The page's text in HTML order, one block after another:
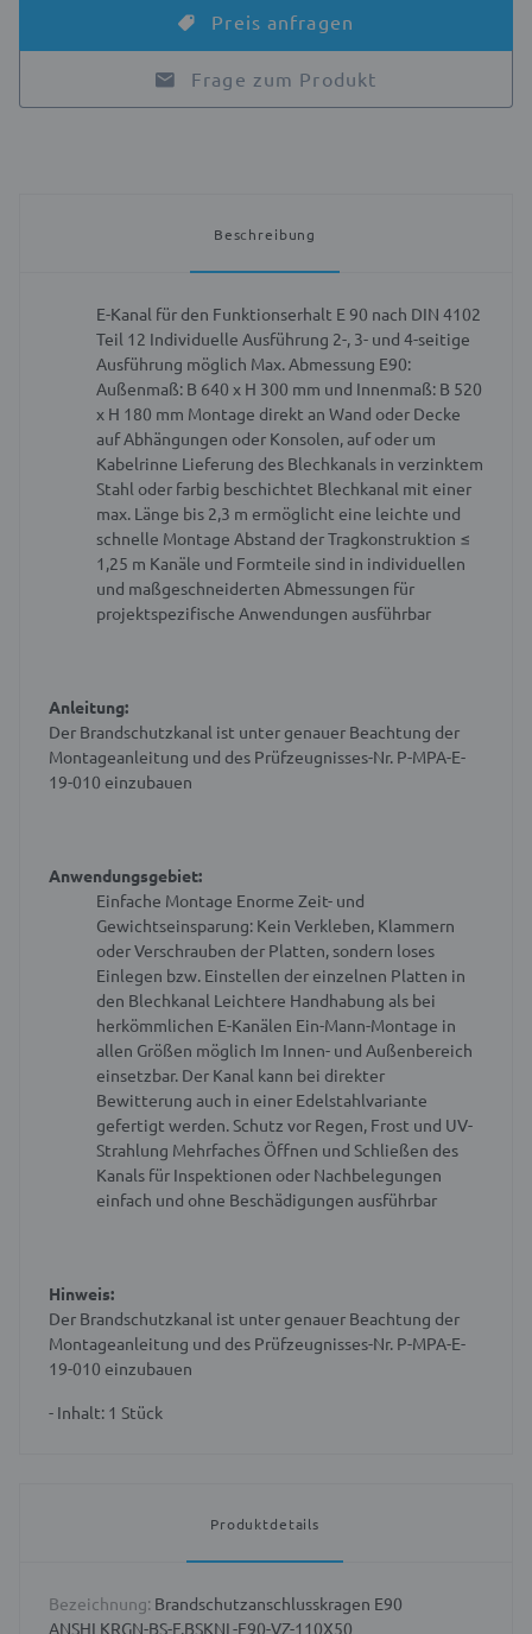
Preis anfragen
Frage zum Produkt
Beschreibung
E-Kanal für den Funktionserhalt E 90 nach DIN 4102
Teil 12 Individuelle Ausführung 2-, 3- und 4-seitige
Ausführung möglich Max. Abmessung E90:
Außenmaß: B 640 x H 300 mm und Innenmaß: B 520
x H 180 mm Montage direkt an Wand oder Decke
auf Abhängungen oder Konsolen, auf oder um
Kabelrinne Lieferung des Blechkanals in verzinktem
Stahl oder farbig beschichtet Blechkanal mit einer
max. Länge bis 2,3 m ermöglicht eine leichte und
schnelle Montage Abstand der Tragkonstruktion ≤
1,25 m Kanäle und Formteile sind in individuellen
und maßgeschneiderten Abmessungen für
projektspezifische Anwendungen ausführbar
Anleitung:
Der Brandschutzkanal ist unter genauer Beachtung der
Montageanleitung und des Prüfzeugnisses-Nr. P-MPA-E-
19-010 einzubauen
Anwendungsgebiet:
Einfache Montage Enorme Zeit- und
Gewichtseinsparung: Kein Verkleben, Klammern
oder Verschrauben der Platten, sondern loses
Einlegen bzw. Einstellen der einzelnen Platten in
den Blechkanal Leichtere Handhabung als bei
herkömmlichen E-Kanälen Ein-Mann-Montage in
allen Größen möglich Im Innen- und Außenbereich
einsetzbar. Der Kanal kann bei direkter
Bewitterung auch in einer Edelstahlvariante
gefertigt werden. Schutz vor Regen, Frost und UV-
Strahlung Mehrfaches Öffnen und Schließen des
Kanals für Inspektionen oder Nachbelegungen
einfach und ohne Beschädigungen ausführbar
Hinweis:
Der Brandschutzkanal ist unter genauer Beachtung der
Montageanleitung und des Prüfzeugnisses-Nr. P-MPA-E-
19-010 einzubauen
- Inhalt: 1 Stück
Produktdetails
Bezeichnung: Brandschutzanschlusskragen E90
ANSHLKRGN-BS-F.BSKNL-E90-VZ-110X50